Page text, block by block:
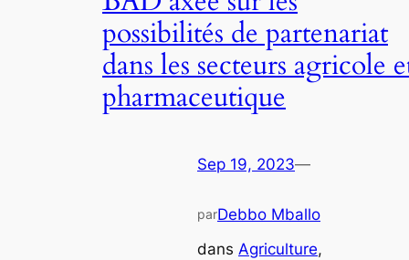
possibilités de partenariat
dans les secteurs agricole
pharmaceutique
Sep 19, 2023—
parDebbo Mballo
dans Agriculture